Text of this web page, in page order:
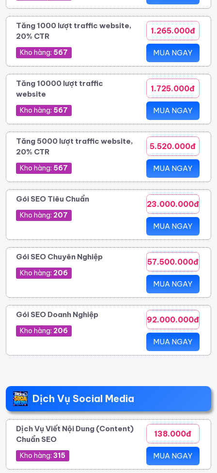
Tăng 1000 lượt traffic website,
20% CTR
Kho hàng: 567
1.265.000đ
MUA NGAY
Tăng 10000 lượt traffic
website
Kho hàng: 567
1.725.000đ
MUA NGAY
Tăng 5000 lượt traffic website,
20% CTR
Kho hàng: 567
5.520.000đ
MUA NGAY
Gói SEO Tiêu Chuẩn
Kho hàng: 207
23.000.000đ
MUA NGAY
Gói SEO Chuyên Nghiệp
Kho hàng: 206
57.500.000đ
MUA NGAY
Gói SEO Doanh Nghiệp
Kho hàng: 206
92.000.000đ
MUA NGAY
Dịch Vụ Social Media
Dịch Vụ Viết Nội Dung (Content)
Chuẩn SEO
Kho hàng: 315
138.000đ
MUA NGAY